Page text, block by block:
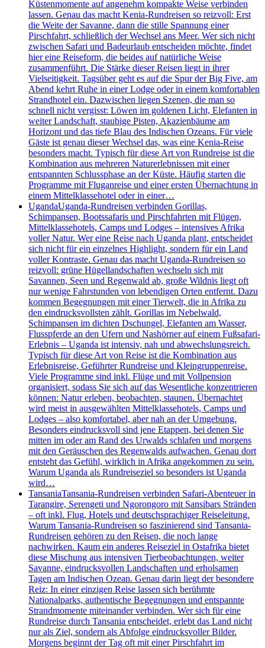
Küstenmomente auf angenehm kompakte Weise verbinden
lassen. Genau das macht Kenia-Rundreisen so reizvoll: Erst
die Weite der Savanne, dann die stille Spannung einer
Pirschfahrt, schließlich der Wechsel ans Meer. Wer sich nicht
zwischen Safari und Badeurlaub entscheiden möchte, findet
hier eine Reiseform, die beides auf natürliche Weise
zusammenführt. Die Stärke dieser Reisen liegt in ihrer
Vielseitigkeit. Tagsüber geht es auf die Spur der Big Five, am
Abend kehrt Ruhe in einer Lodge oder in einem komfortablen
Strandhotel ein. Dazwischen liegen Szenen, die man so
schnell nicht vergisst: Löwen im goldenen Licht, Elefanten in
weiter Landschaft, staubige Pisten, Akazienbäume am
Horizont und das tiefe Blau des Indischen Ozeans. Für viele
Gäste ist genau dieser Wechsel das, was eine Kenia-Reise
besonders macht. Typisch für diese Art von Rundreise ist die
Kombination aus mehreren Naturerlebnissen mit einer
entspannten Schlussphase an der Küste. Häufig starten die
Programme mit Fluganreise und einer ersten Übernachtung in
einem Mittelklassehotel oder in einer…
UgandaUganda-Rundreisen verbinden Gorillas,
Schimpansen, Bootssafaris und Pirschfahrten mit Flügen,
Mittelklassehotels, Camps und Lodges – intensives Afrika
voller Natur. Wer eine Reise nach Uganda plant, entscheidet
sich nicht für ein einzelnes Highlight, sondern für ein Land
voller Kontraste. Genau das macht Uganda-Rundreisen so
reizvoll: grüne Hügellandschaften wechseln sich mit
Savannen, Seen und Regenwald ab, große Wildnis liegt oft
nur wenige Fahrstunden von lebendigen Orten entfernt. Dazu
kommen Begegnungen mit einer Tierwelt, die in Afrika zu
den eindrucksvollsten zählt. Gorillas im Nebelwald,
Schimpansen im dichten Dschungel, Elefanten am Wasser,
Flusspferde an den Ufern und Nashörner auf einem Fußsafari-
Erlebnis – Uganda ist intensiv, nah und abwechslungsreich.
Typisch für diese Art von Reise ist die Kombination aus
Erlebnisreise, Geführter Rundreise und Kleingruppenreise.
Viele Programme sind inkl. Flüge und mit Vollpension
organisiert, sodass Sie sich auf das Wesentliche konzentrieren
können: Natur erleben, beobachten, staunen. Übernachtet
wird meist in ausgewählten Mittelklassehotels, Camps und
Lodges – also komfortabel, aber nah an der Umgebung.
Besonders eindrucksvoll sind jene Etappen, bei denen Sie
mitten im oder am Rand des Urwalds schlafen und morgens
mit den Geräuschen des Regenwalds aufwachen. Genau dort
entsteht das Gefühl, wirklich in Afrika angekommen zu sein.
Warum Uganda als Rundreiseziel so besonders ist Uganda
wird…
TansaniaTansania-Rundreisen verbinden Safari-Abenteuer in
Tarangire, Serengeti und Ngorongoro mit Sansibars Stränden
– oft inkl. Flug, Hotels und deutschsprachiger Reiseleitung.
Warum Tansania-Rundreisen so faszinierend sind Tansania-
Rundreisen gehören zu den Reisen, die noch lange
nachwirken. Kaum ein anderes Reiseziel in Ostafrika bietet
diese Mischung aus intensiven Tierbeobachtungen, weiter
Savanne, eindrucksvollen Landschaften und erholsamen
Tagen am Indischen Ozean. Genau darin liegt der besondere
Reiz: In einer einzigen Reise lassen sich berühmte
Nationalparks, authentische Begegnungen und entspannte
Strandmomente miteinander verbinden. Wer sich für eine
Rundreise durch Tansania entscheidet, erlebt das Land nicht
nur als Ziel, sondern als Abfolge eindrucksvoller Bilder.
Morgens beginnt der Tag oft mit einer Pirschfahrt im